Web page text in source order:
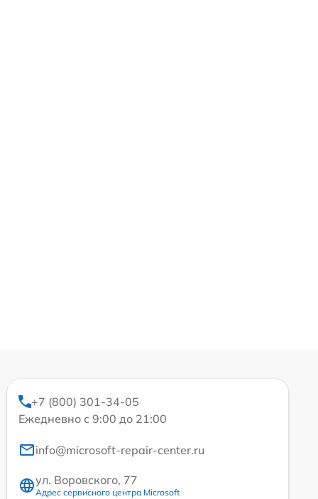
+7 (800) 301-34-05
Ежедневно с 9:00 до 21:00
info@microsoft-repair-center.ru
ул. Воровского, 77
Адрес сервисного центра Microsoft